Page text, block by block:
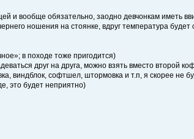
и вообще обязательно, заодно девчонкам иметь
ношения на стоянке, вдруг температура
в походе тоже пригодится)
друг на друга, можно взять вместо второй
виндблок, софтшел, штормовка и т.п, я скорее не
это будет неприятно)